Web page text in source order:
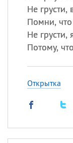
Не грусти,
Помни,
Не грусти,
Потому,
Открытка